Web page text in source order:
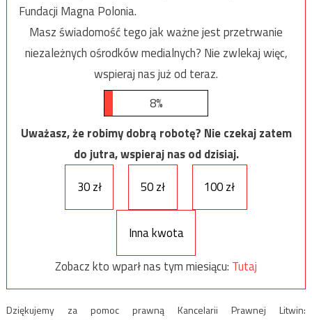
Fundacji Magna Polonia.
Masz świadomość tego jak ważne jest przetrwanie
niezależnych ośrodków medialnych? Nie zwlekaj więc,
wspieraj nas już od teraz.
8%
Uważasz, że robimy dobrą robotę? Nie czekaj zatem
do jutra, wspieraj nas od dzisiaj.
30 zł
50 zł 100 zł
Inna kwota
Zobacz kto wparł nas tym miesiącu: Tutaj
Dziękujemy za pomoc prawną Kancelarii Prawnej Litwin: